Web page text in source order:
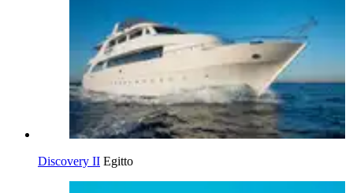
Discovery II Egitto